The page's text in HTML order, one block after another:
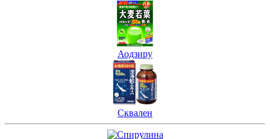
Аодзиру
Сквален